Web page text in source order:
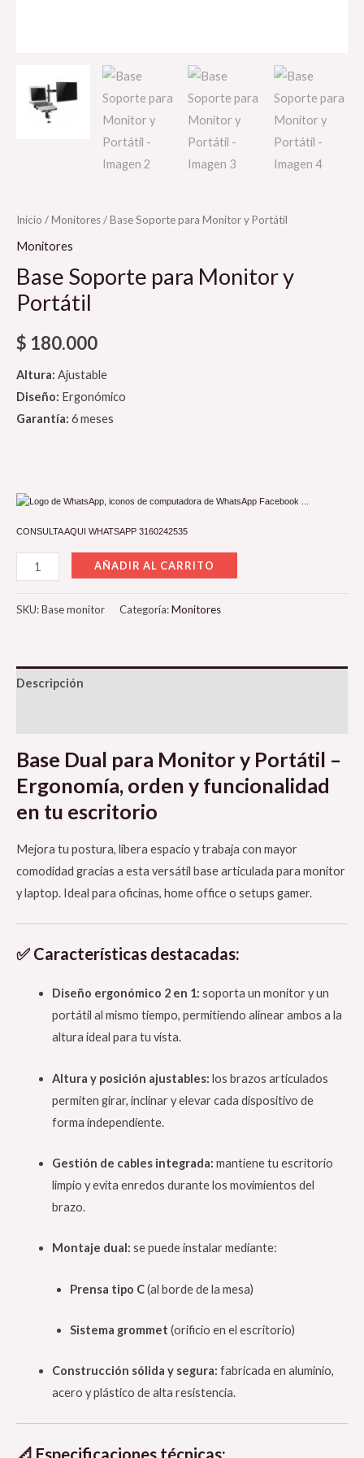
Inicio /Monitores/ Base Soporte para Monitor y Portátil
Monitores
Base Soporte para Monitor y
Portátil
$ 180.000
Altura: Ajustable
Diseño: Ergonómico
Garantía: 6 meses
CONSULTA AQUI WHATSAPP 3160242535
AÑADIR AL CARRITO
SKU:Base monitor Categoría:Monitores
Descripción
Base Dual para Monitor y Portátil –
Ergonomía, orden y funcionalidad
en tu escritorio
Mejora tu postura, libera espacio y trabaja con mayor
comodidad gracias a esta versátil base articulada para monitor
y laptop. Ideal para oficinas, home office o setups gamer.
✅ Características destacadas:
Diseño ergonómico 2 en 1: soporta un monitor y un
portátil al mismo tiempo, permitiendo alinear ambos a la
altura ideal para tu vista.
Altura y posición ajustables: los brazos articulados
permiten girar, inclinar y elevar cada dispositivo de
forma independiente.
Gestión de cables integrada: mantiene tu escritorio
limpio y evita enredos durante los movimientos del
brazo.
Montaje dual: se puede instalar mediante:
Prensa tipo C(al borde de la mesa)
Sistema grommet (orificio en el escritorio)
Construcción sólida y segura: fabricada en aluminio,
acero y plástico de alta resistencia.
📐 Especificaciones técnicas: